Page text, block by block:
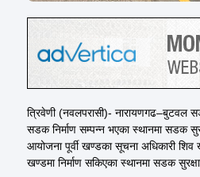
त्रिवेणी (नवलपरासी)- नारायणगढ–बुटवल
सडक निर्माण सम्पन्न भएका स्थानमा सडक
आयोजना पूर्वी खण्डका सूचना अधिकारी शिव
खण्डमा निर्माण सकिएका स्थानमा सडक